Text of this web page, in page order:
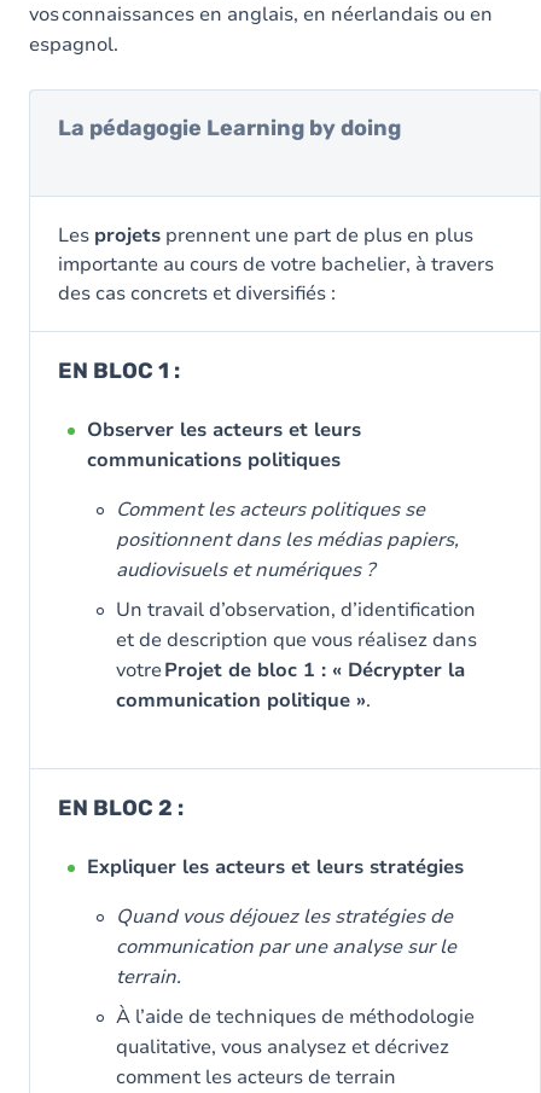
vos connaissances en anglais, en néerlandais ou en
espagnol.
La pédagogie Learning by doing
Les projets prennent une part de plus en plus
importante au cours de votre bachelier, à travers
des cas concrets et diversifiés :
EN BLOC 1 :
Observer les acteurs et leurs
communications politiques
Comment les acteurs politiques se
positionnent dans les médias papiers,
audiovisuels et numériques ?
Un travail d’observation, d’identification
et de description que vous réalisez dans
votreProjet de bloc 1 : « Décrypter la
communication politique ».
EN BLOC 2 :
Expliquer les acteurs et leurs stratégies
Quand vous déjouez les stratégies de
communication par une analyse sur le
terrain.
À l’aide de techniques de méthodologie
qualitative, vous analysez et décrivez
comment les acteurs de terrain